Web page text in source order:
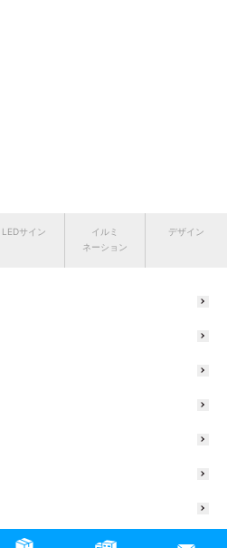
LEDサイン
イルミ
ネーション
デザイン